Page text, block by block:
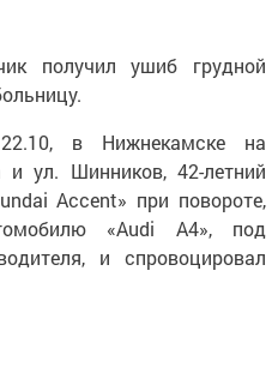
получил ушиб грудной
в Нижнекамске на
и ул. Шинников, 42-летний
Accent» при повороте,
«Audi A4», под
и спровоцировал